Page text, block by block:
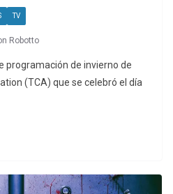
TV
Robotto
programación de invierno de
(TCA) que se celebró el día